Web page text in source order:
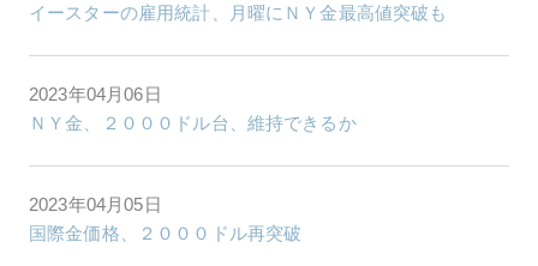
イースターの雇用統計、月曜にＮＹ金最高値突破も
2023年04月06日
ＮＹ金、２０００ドル台、維持できるか
2023年04月05日
国際金価格、２０００ドル再突破